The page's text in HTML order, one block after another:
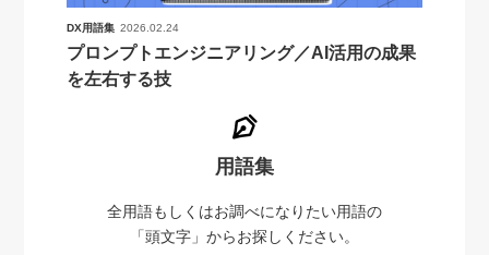
DX用語集 2026.02.24
プロンプトエンジニアリング／AI活用の成果
を左右する技
用語集
全用語もしくはお調べになりたい用語の
「頭文字」からお探しください。